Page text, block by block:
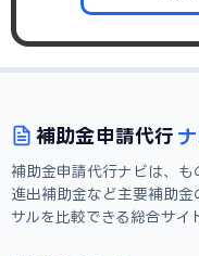
補助金申請代行
補助金申請代行ナビは、
進出補助金など主要補助
サルを比較できる総合サイ